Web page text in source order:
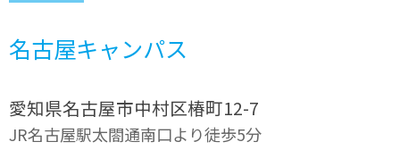
名古屋キャンパス
愛知県名古屋市中村区椿町12-7
JR名古屋駅太閤通南口より徒歩5分